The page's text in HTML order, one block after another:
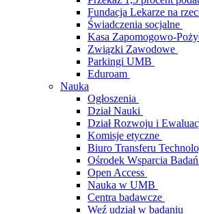
Fundacja Lekarze na
Świadczenia socjalne
Kasa Zapomogowo-
Związki Zawodowe
Parkingi UMB
Eduroam
Nauka
Ogłoszenia
Dział Nauki
Dział Rozwoju i
Komisje etyczne
Biuro Transferu
Ośrodek Wsparcia
Open Access
Nauka w UMB
Centra badawcze
Weź udział w badaniu